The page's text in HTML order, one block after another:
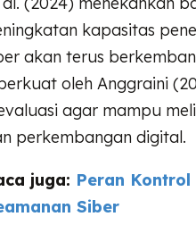
kapasitas
akan terus
oleh Anggraini
agar mampu
perkembangan digital.
juga: Peran
Siber